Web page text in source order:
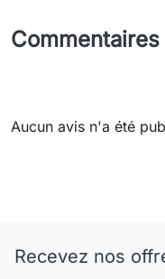
Aucun avis n'a été
Recevez nos